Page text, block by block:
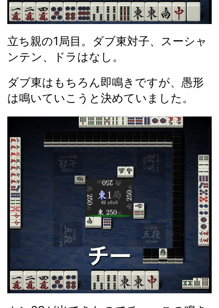
立ち親の1局目。ダブ東対子、スーシャ
ンテン、ドラはなし。
ダブ東はもちろん即鳴きですが、愚形
は鳴いていこうと決めていました。